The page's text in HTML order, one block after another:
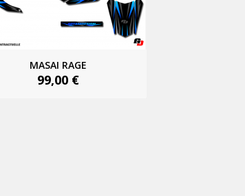
MASAI RAGE
99,00 €